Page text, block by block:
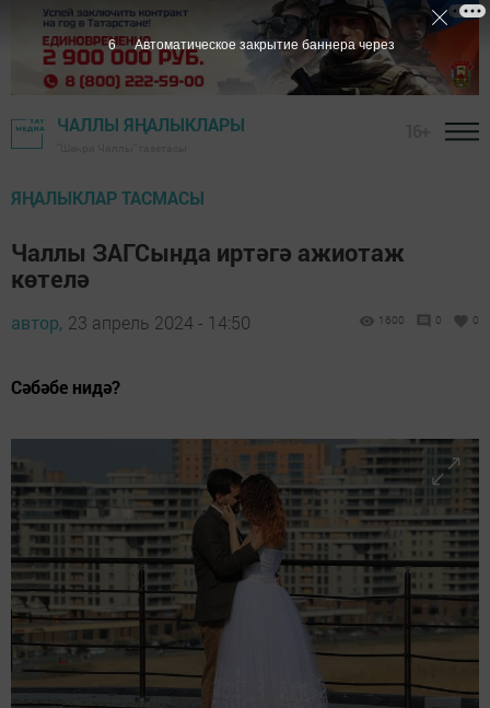
ЧАЛЛЫ ЯҢАЛЫКЛАРЫ
ЯҢАЛЫКЛАР ТАСМАСЫ
Чаллы ЗАГСында иртәгә ажиотаж
көтелә
автор, 23 апрель 2024 - 14:50 1600 0 0
Сәбәбе нидә?
5 Автоматическое закрытие баннера через